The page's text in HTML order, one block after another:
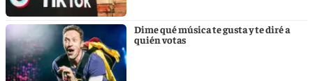
Dime qué música te gusta y te diré a
quién votas